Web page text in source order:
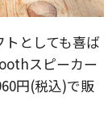
としても喜ば
スピーカー
円(税込)で販